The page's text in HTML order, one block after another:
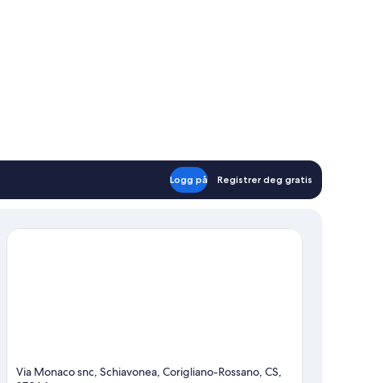
Logg på Registrer deg gratis
Via Monaco snc, Schiavonea, Corigliano-Rossano, CS,